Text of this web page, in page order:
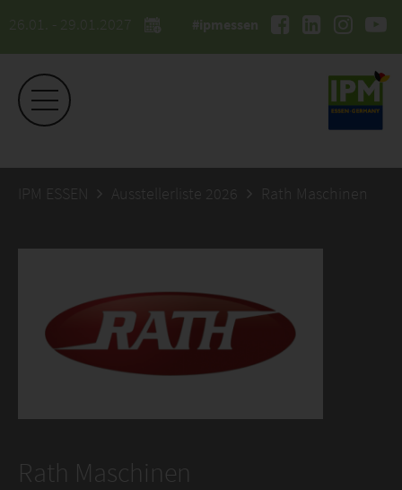
26.01. - 29.01.2027 #ipmessen
IPM ESSEN Ausstellerliste 2026 Rath Maschinen
Rath Maschinen